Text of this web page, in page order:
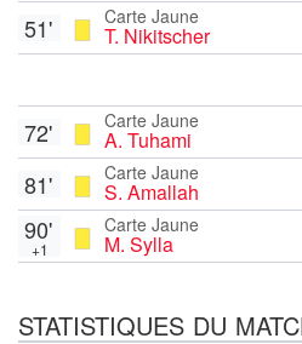
Carte Jaune
T. Nikitscher
51'
Carte Jaune
A. Tuhami
72'
Carte Jaune
S. Amallah
81'
Carte Jaune
M. Sylla
90'
+1
STATISTIQUES DU